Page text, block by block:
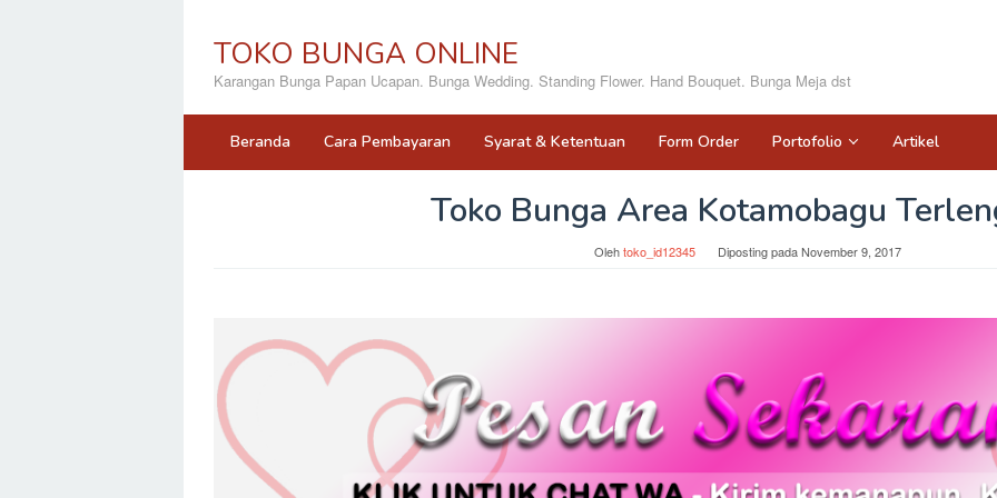
TOKO BUNGA ONLINE
Karangan Bunga Papan Ucapan. Bunga Wedding. Standing Flower. Hand Bouquet. Bunga Meja dst
Beranda Cara Pembayaran Syarat & Ketentuan Form Order Portofolio Artikel
Toko Bunga Area Kotamobagu
Olehtoko_id12345 Diposting padaNovember 9, 2017